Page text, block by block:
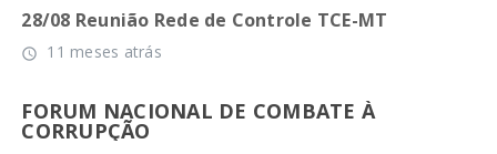
28/08 Reunião Rede de Controle TCE-MT
access_time 11 meses atrás
FORUM NACIONAL DE COMBATE À
CORRUPÇÃO